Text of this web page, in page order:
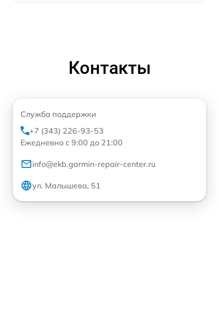
Контакты
Служба поддержки
+7 (343) 226-93-53
Ежедневно с 9:00 до 21:00
info@ekb.garmin-repair-center.ru
ул. Малышева, 51